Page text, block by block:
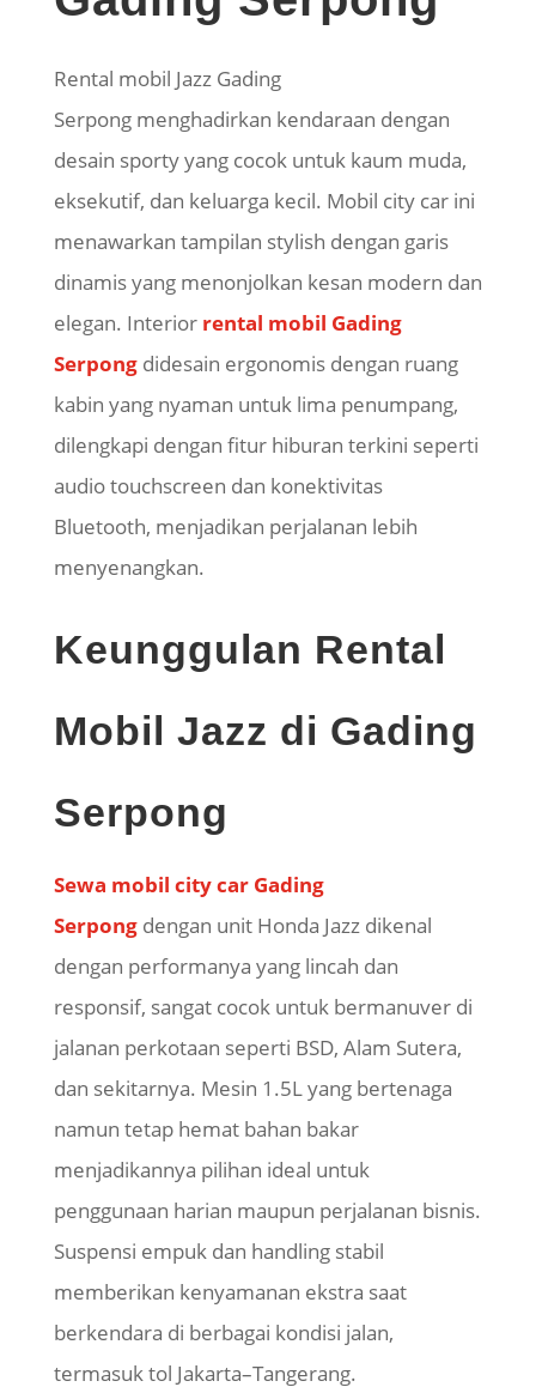
Rental mobil Jazz Gading
Serpongmenghadirkan kendaraan dengan
desain sporty yang cocok untuk kaum muda,
eksekutif, dan keluarga kecil. Mobil city car ini
menawarkan tampilan stylish dengan garis
dinamis yang menonjolkan kesan modern dan
elegan. Interiorrental mobil Gading
Serpongdidesain ergonomis dengan ruang
kabin yang nyaman untuk lima penumpang,
dilengkapi dengan fitur hiburan terkini seperti
audio touchscreen dan konektivitas
Bluetooth, menjadikan perjalanan lebih
menyenangkan.
Keunggulan Rental
Mobil Jazz di Gading
Serpong
Sewa mobil city car Gading
Serpongdengan unit Honda Jazz dikenal
dengan performanya yang lincah dan
responsif, sangat cocok untuk bermanuver di
jalanan perkotaan seperti BSD, Alam Sutera,
dan sekitarnya. Mesin 1.5L yang bertenaga
namun tetap hemat bahan bakar
menjadikannya pilihan ideal untuk
penggunaan harian maupun perjalanan bisnis.
Suspensi empuk dan handling stabil
memberikan kenyamanan ekstra saat
berkendara di berbagai kondisi jalan,
termasuk tol Jakarta–Tangerang.